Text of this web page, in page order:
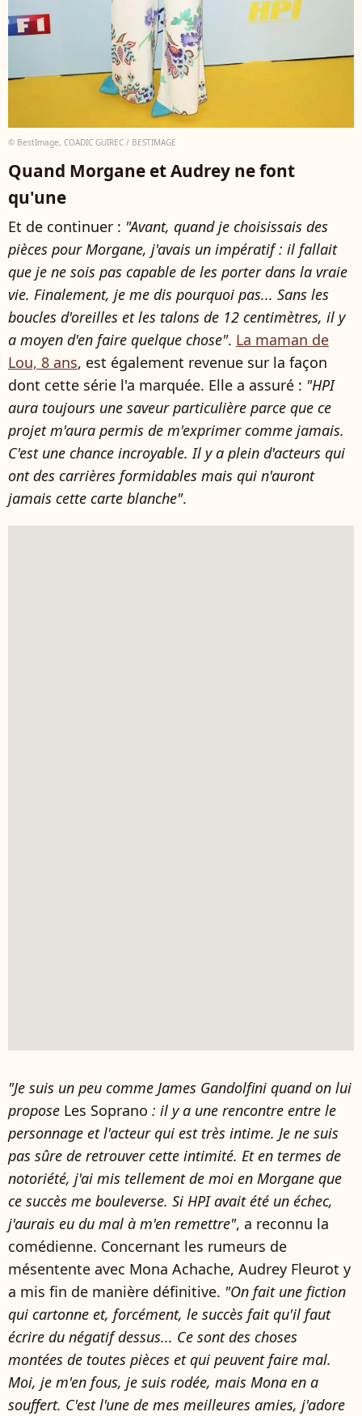
© BestImage, COADIC GUIREC / BESTIMAGE
Quand Morgane et Audrey ne font
qu'une
Et de continuer : "Avant, quand je choisissais des
pièces pour Morgane, j'avais un impératif : il fallait
que je ne sois pas capable de les porter dans la vraie
vie. Finalement, je me dis pourquoi pas... Sans les
boucles d'oreilles et les talons de 12 centimètres, il y
a moyen d'en faire quelque chose". La maman de
Lou, 8 ans, est également revenue sur la façon
dont cette série l'a marquée. Elle a assuré : "HPI
aura toujours une saveur particulière parce que ce
projet m'aura permis de m'exprimer comme jamais.
C'est une chance incroyable. Il y a plein d'acteurs qui
ont des carrières formidables mais qui n'auront
jamais cette carte blanche".
"Je suis un peu comme James Gandolfini quand on lui
propose Les Soprano : il y a une rencontre entre le
personnage et l'acteur qui est très intime. Je ne suis
pas sûre de retrouver cette intimité. Et en termes de
notoriété, j'ai mis tellement de moi en Morgane que
ce succès me bouleverse. Si HPI avait été un échec,
j'aurais eu du mal à m'en remettre", a reconnu la
comédienne. Concernant les rumeurs de
mésentente avec Mona Achache, Audrey Fleurot y
a mis fin de manière définitive. "On fait une fiction
qui cartonne et, forcément, le succès fait qu'il faut
écrire du négatif dessus... Ce sont des choses
montées de toutes pièces et qui peuvent faire mal.
Moi, je m'en fous, je suis rodée, mais Mona en a
souffert. C'est l'une de mes meilleures amies, j'adore